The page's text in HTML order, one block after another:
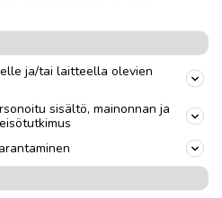
ja/tai laitteella olevien
sisältö, mainonnan ja